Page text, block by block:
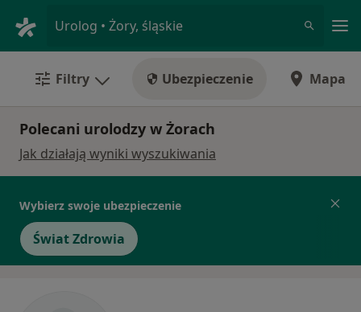
Urolog • Żory, śląskie
Filtry Ubezpieczenie Mapa
Polecani urolodzy w Żorach
Jak działają wyniki wyszukiwania
Wybierz swoje ubezpieczenie
Świat Zdrowia